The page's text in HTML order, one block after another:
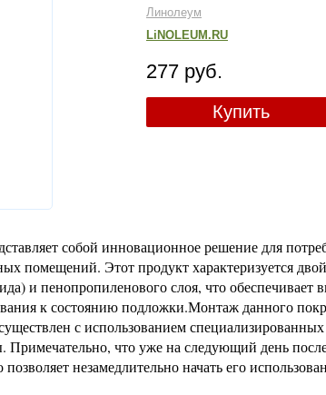
Линолеум
LiNOLEUM.RU
277 руб.
Купить
собой инновационное решение для
помещений. Этот продукт характеризуется
и пенопропиленового слоя, что обеспечивает
к состоянию подложки.Монтаж данного
с использованием
что уже на следующий день
незамедлительно начать его